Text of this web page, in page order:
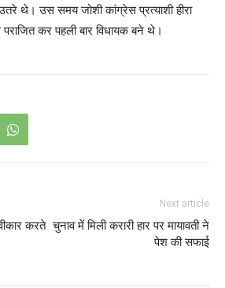
थे। उस समय जोशी कांग्रेस प्रत्याशी हीरा
कर पहली बार विधायक बने थे।
करते
Next article
चुनाव में मिली करारी हार पर मायावती ने
पेश की सफाई